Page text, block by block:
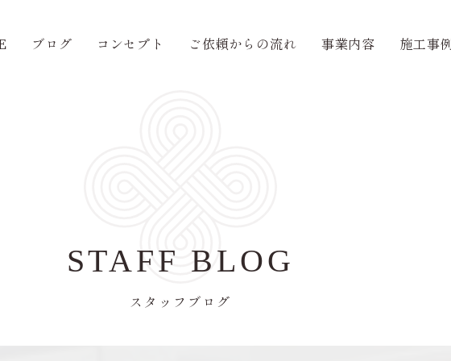
ブログ コンセプト ご依頼からの流れ 事業内容 施工事例
STAFF BLOG
スタッフブログ